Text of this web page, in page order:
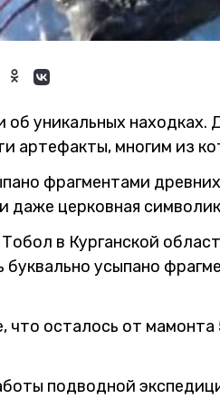
об уникальных
артефакты, многим из
фрагментами
даже церковная
в Курганской
буквально усыпано
что осталось от
подводной